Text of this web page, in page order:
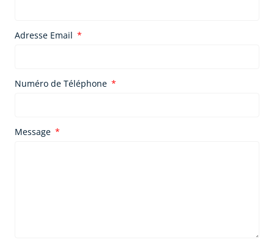
Adresse Email
Numéro de Téléphone
Message